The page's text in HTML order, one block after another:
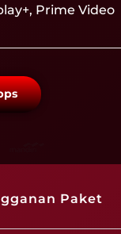
Prime Video
Paket